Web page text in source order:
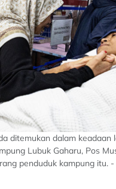
ditemukan dalam keadaan
Lubuk Gaharu, Pos
penduduk kampung itu.